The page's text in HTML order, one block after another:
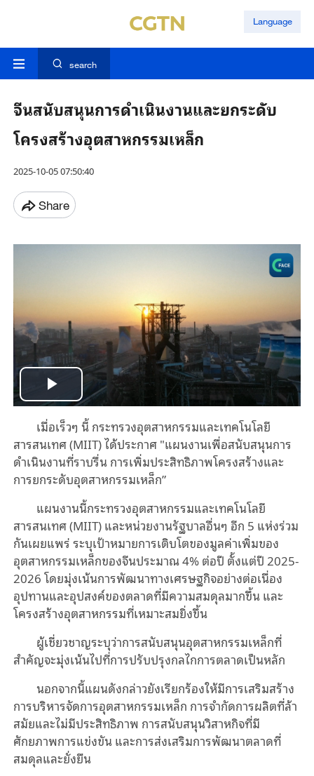
Language
search
จีนสนับสนุนการดำเนินงานและยกระดับ
โครงสร้างอุตสาหกรรมเหล็ก
2025-10-05 07:50:40
Share
Play
Video
เมื่อเร็วๆ นี้ กระทรวงอุตสาหกรรมและเทคโนโลยี
สารสนเทศ (MIIT) ได้ประกาศ "แผนงานเพื่อสนับสนุนการ
ดำเนินงานที่ราบรื่น การเพิ่มประสิทธิภาพโครงสร้างและ
การยกระดับอุตสาหกรรมเหล็ก”
แผนงานนี้กระทรวงอุตสาหกรรมและเทคโนโลยี
สารสนเทศ (MIIT) และหน่วยงานรัฐบาลอื่นๆ อีก 5 แห่งร่วม
กันเผยแพร่ ระบุเป้าหมายการเติบโตของมูลค่าเพิ่มของ
อุตสาหกรรมเหล็กของจีนประมาณ 4% ต่อปี ตั้งแต่ปี 2025-
2026 โดยมุ่งเน้นการพัฒนาทางเศรษฐกิจอย่างต่อเนื่อง
อุปทานและอุปสงค์ของตลาดที่มีความสมดุลมากขึ้น และ
โครงสร้างอุตสาหกรรมที่เหมาะสมยิ่งขึ้น
ผู้เชี่ยวชาญระบุว่าการสนับสนุนอุตสาหกรรมเหล็กที่
สำคัญจะมุ่งเน้นไปที่การปรับปรุงกลไกการตลาดเป็นหลัก
นอกจากนี้แผนดังกล่าวยังเรียกร้องให้มีการเสริมสร้าง
การบริหารจัดการอุตสาหกรรมเหล็ก การจำกัดการผลิตที่ล้า
สมัยและไม่มีประสิทธิภาพ การสนับสนุนวิสาหกิจที่มี
ศักยภาพการแข่งขัน และการส่งเสริมการพัฒนาตลาดที่
สมดุลและยั่งยืน